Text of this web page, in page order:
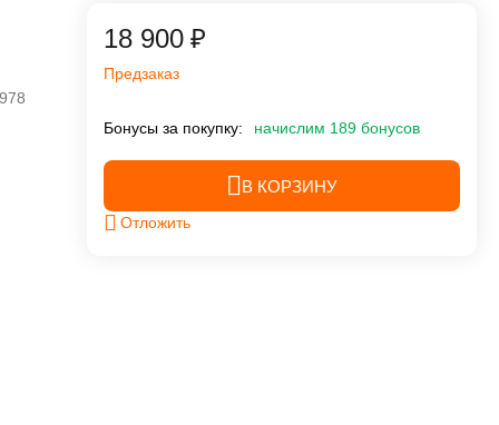
18 900 ₽
Предзаказ
Бонусы за покупку: начислим 189 бонусов
В КОРЗИНУ
Отложить